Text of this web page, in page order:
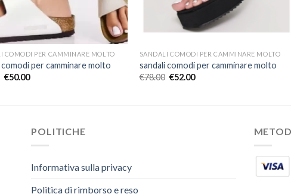
COMODI PER CAMMINARE MOLTO
comodi per camminare molto
€50.00
SANDALI COMODI PER CAMMINARE MOLTO
sandali comodi per camminare molto
€78.00 €52.00
POLITICHE
Informativa sulla privacy
Politica di rimborso e reso